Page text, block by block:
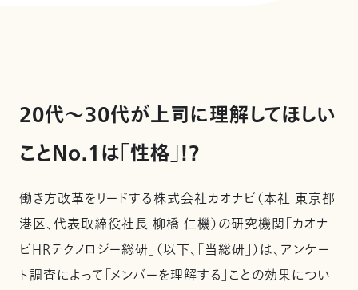
20代～30代が上司に理解してほしい
ことNo.1は「性格」!?
働き方改革をリードする株式会社カオナビ（本社 東京都
港区、代表取締役社長 柳橋 仁機）の研究機関「カオナ
ビHRテクノロジー総研」（以下、「当総研」）は、アンケー
ト調査によって「メンバーを理解する」ことの効果につい